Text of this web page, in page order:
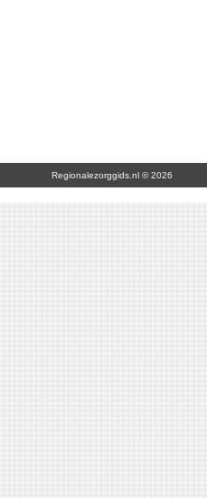
Regionalezorggids.nl © 2026